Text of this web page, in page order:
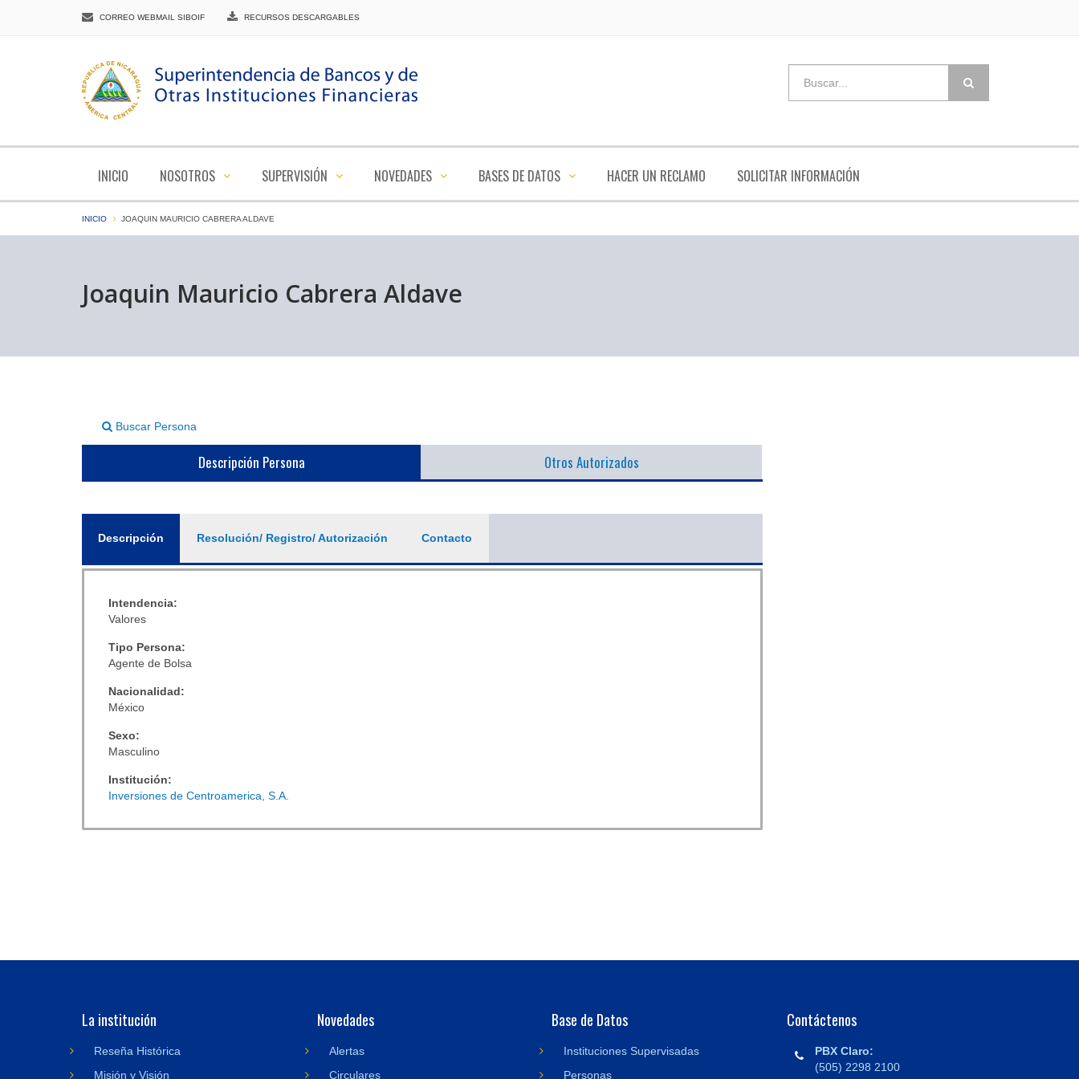
CORREO WEBMAIL SIBOIF RECURSOS DESCARGABLES
INICIO NOSOTROS SUPERVISIÓN NOVEDADES BASES DE DATOS HACER UN RECLAMO SOLICITAR INFORMACIÓN
INICIO JOAQUIN MAURICIO CABRERA ALDAVE
Joaquin Mauricio Cabrera Aldave
Buscar Persona
Descripción Persona Otros Autorizados
Descripción (solapaResolución/ Registro/ Autorización Contacto
Intendencia:
Valores
Tipo Persona:
Agente de Bolsa
Nacionalidad:
México
Sexo:
Masculino
Institución:
Inversiones de Centroamerica, S.A.
La institución
Reseña Histórica
Misión y Visión
Novedades
Alertas
Circulares
Base de Datos
Instituciones Supervisadas
Personas
Contáctenos
PBX Claro:
(505) 2298 2100